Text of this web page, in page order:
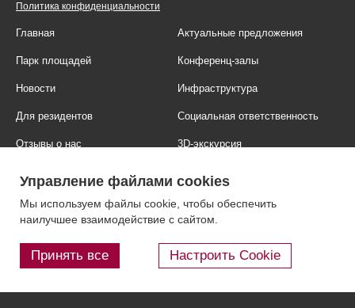
Политика конфиденциальности
Главная Актуальные предложения
Парк площадей Конференц-залы
Новости Инфраструктура
Для резидентов Социальная ответственность
Отзывы о нас 3D-экскурсия
Контакты Блог
Управление файлами cookies
Мы используем файлы cookie, чтобы обеспечить
наилучшее взаимодействие с сайтом.
Принять все Настроить Cookie